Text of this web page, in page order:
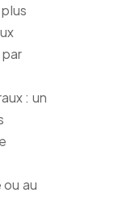
plus
: un
ou au